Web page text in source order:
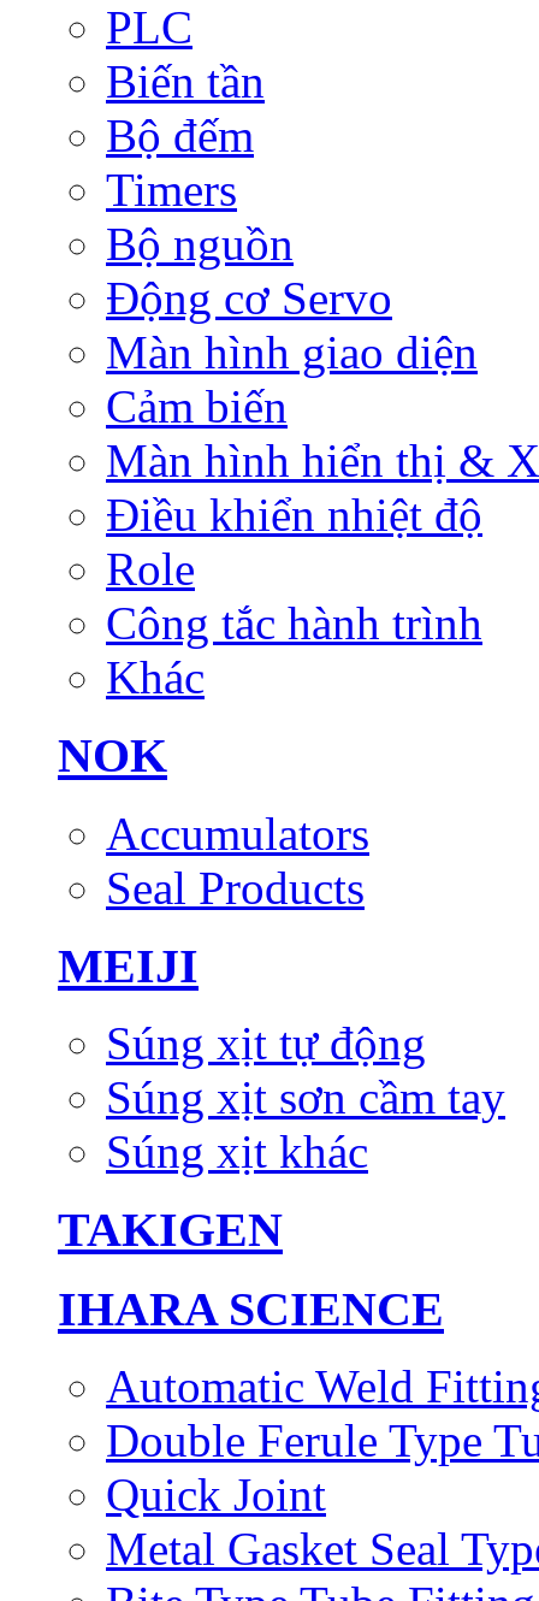
PLC
Biến tần
Bộ đếm
Timers
Bộ nguồn
Động cơ Servo
Màn hình giao diện
Cảm biến
Màn hình hiển thị &
Điều khiển nhiệt độ
Role
Công tắc hành trình
Khác
NOK
Accumulators
Seal Products
MEIJI
Súng xịt tự động
Súng xịt sơn cầm tay
Súng xịt khác
TAKIGEN
IHARA SCIENCE
Automatic Weld
Double Ferule Type
Quick Joint
Metal Gasket Seal